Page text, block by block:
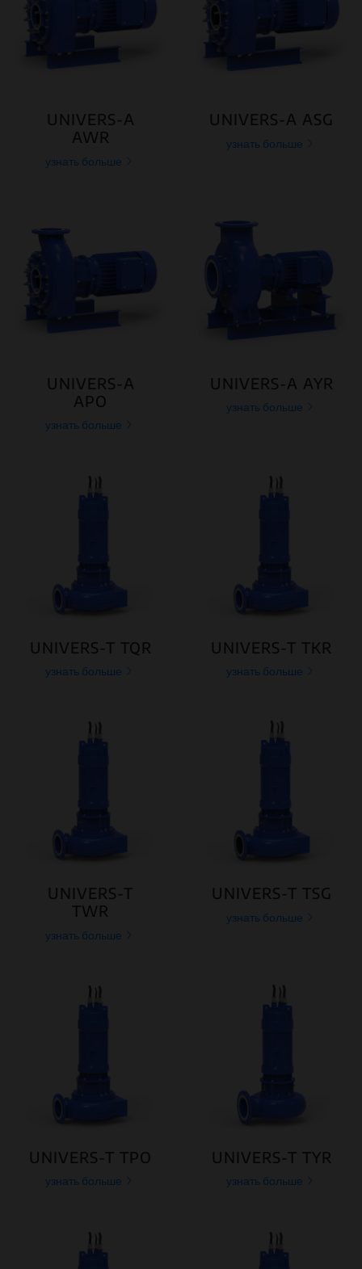
UNIVERS-A
AWR
узнать больше
UNIVERS-A ASG
узнать больше
UNIVERS-A
APO
узнать больше
UNIVERS-A AYR
узнать больше
UNIVERS-T TQR
узнать больше
UNIVERS-T TKR
узнать больше
UNIVERS-T
TWR
узнать больше
UNIVERS-T TSG
узнать больше
UNIVERS-T TPO
узнать больше
UNIVERS-T TYR
узнать больше